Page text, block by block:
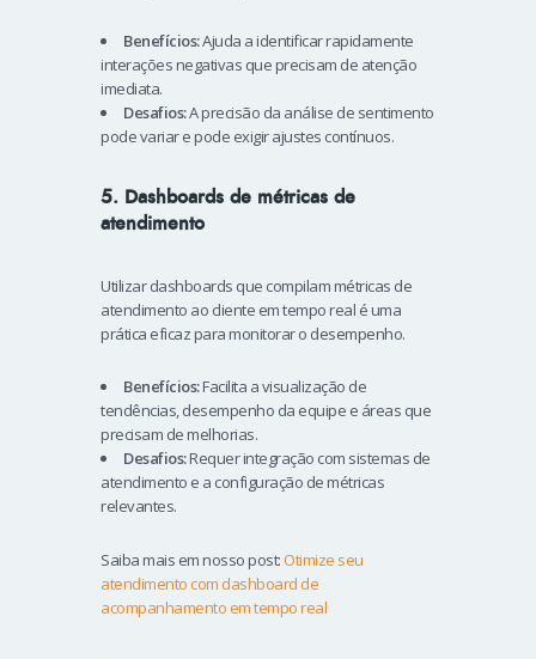
Benefícios:Ajuda a identificar rapidamente
interações negativas que precisam de atenção
imediata.
Desafios:A precisão da análise de sentimento
pode variar e pode exigir ajustes contínuos.
5. Dashboards de métricas de
atendimento
Utilizar dashboards que compilam métricas de
atendimento ao cliente em tempo real é uma
prática eficaz para monitorar o desempenho.
Benefícios:Facilita a visualização de
tendências, desempenho da equipe e áreas que
precisam de melhorias.
Desafios:Requer integração com sistemas de
atendimento e a configuração de métricas
relevantes.
Saiba mais em nosso post: Otimize seu
atendimento com dashboard de
acompanhamento em tempo real